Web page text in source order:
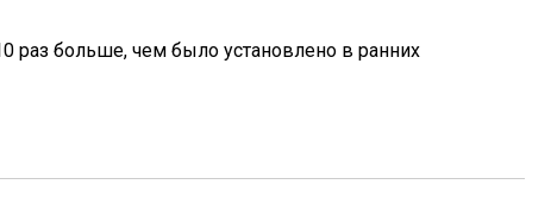
раз больше, чем было установлено в ранних